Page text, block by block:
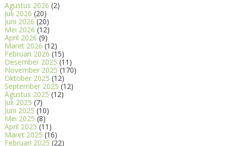
Agustus 2026 (2)
Juli 2026 (20)
Juni 2026 (20)
Mei 2026 (12)
April 2026 (9)
Maret 2026 (12)
Februari 2026 (15)
Desember 2025 (11)
November 2025 (170)
Oktober 2025 (12)
September 2025 (12)
Agustus 2025 (12)
Juli 2025 (7)
Juni 2025 (10)
Mei 2025 (8)
April 2025 (11)
Maret 2025 (16)
Februari 2025 (22)